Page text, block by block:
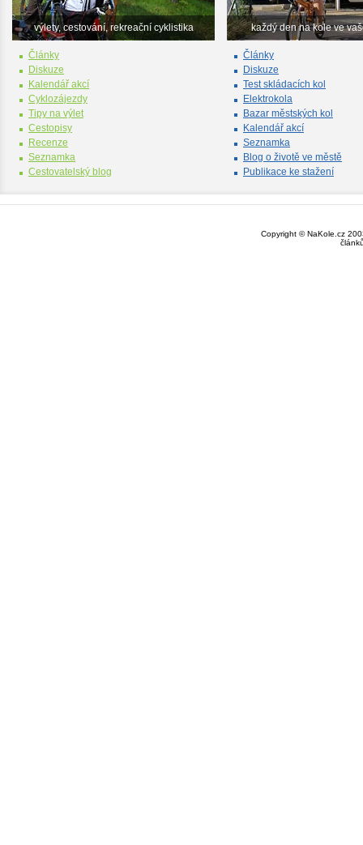
výlety, cestování, rekreační cyklistika
Články
Diskuze
Kalendář akcí
Cyklozájezdy
Tipy na výlet
Cestopisy
Recenze
Seznamka
Cestovatelský blog
každý den na kole ve
Články
Diskuze
Test skládacích kol
Elektrokola
Bazar městských kol
Kalendář akcí
Seznamka
Blog o životě ve městě
Publikace ke stažení
Copyright © NaKole.cz